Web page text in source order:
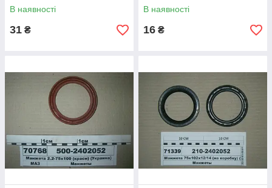
В наявності
31 ₴
В наявності
16 ₴